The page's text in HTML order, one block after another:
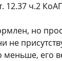
12.37 ч.2
но
не
его